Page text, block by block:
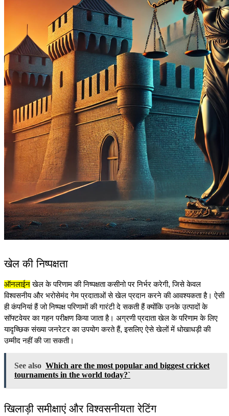
खेल की निष्पक्षता
ऑनलाईन खेल के परिणाम की निष्पक्षता कसीनो पर निर्भर करेगी, जिसे केवल
विश्वसनीय और भरोसेमंद गेम प्रदाताओं से खेल प्रदान करने की आवश्यकता है। ऐसी
ही कंपनियां हैं जो निष्पक्ष परिणामों की गारंटी दे सकती हैं क्योंकि उनके उत्पादों के
सॉफ्टवेयर का गहन परीक्षण किया जाता है। अग्रणी प्रदाता खेल के परिणाम के लिए
यादृच्छिक संख्या जनरेटर का उपयोग करते हैं, इसलिए ऐसे खेलों में धोखाधड़ी की
उम्मीद नहीं की जा सकती।
See also Which are the most popular and biggest cricket
tournaments in the world today?`
खिलाड़ी समीक्षाएं और विश्वसनीयता रेटिंग